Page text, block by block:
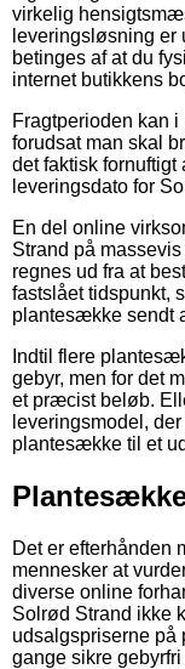
virkelig
leveringsløsning
betinges af at du
internet butikkens
Fragtperioden kan
forudsat man skal
det faktisk fornuftigt
leveringsdato for
En del online
Strand på
regnes ud fra at
fastslået tidspunkt,
plantesække sendt
Indtil flere
gebyr, men for det
et præcist beløb.
leveringsmodel,
plantesække til et
Det er efterhånden
mennesker at
diverse online
Solrød Strand ikke
udsalgspriserne
gange sikre